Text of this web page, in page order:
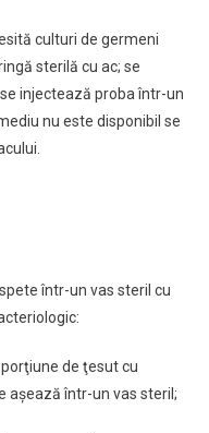
culturi de germeni
sterilă cu ac; se
injectează proba într-un
nu este disponibil se
într-un vas steril cu
de ţesut cu
aşează într-un vas steril;